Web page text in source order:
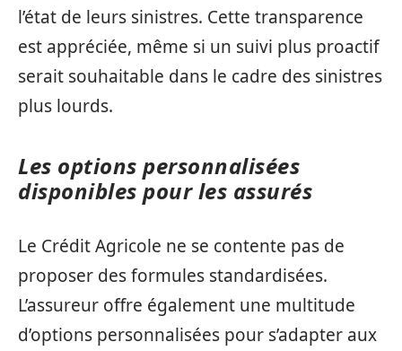
l’état de leurs sinistres. Cette transparence
est appréciée, même si un suivi plus proactif
serait souhaitable dans le cadre des sinistres
plus lourds.
Les options personnalisées
disponibles pour les assurés
Le Crédit Agricole ne se contente pas de
proposer des formules standardisées.
L’assureur offre également une multitude
d’options personnalisées pour s’adapter aux